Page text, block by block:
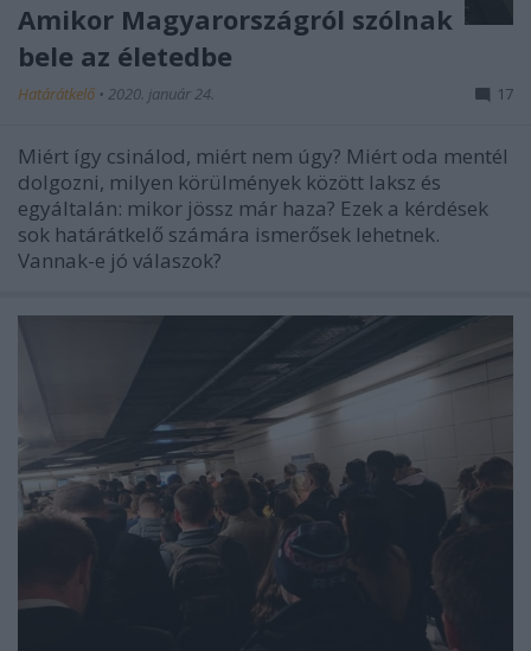
Amikor Magyarországról szólnak
bele az életedbe
Határátkelő • 2020. január 24. 17
Miért így csinálod, miért nem úgy? Miért oda mentél
dolgozni, milyen körülmények között laksz és
egyáltalán: mikor jössz már haza? Ezek a kérdések
sok határátkelő számára ismerősek lehetnek.
Vannak-e jó válaszok?